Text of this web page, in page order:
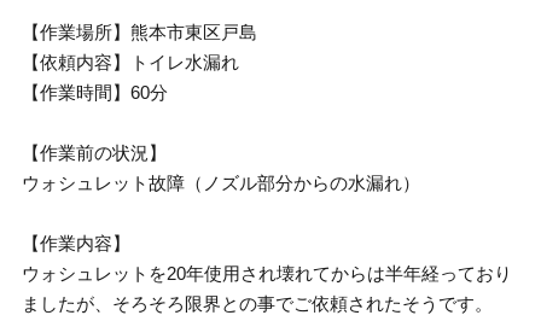
【作業場所】熊本市東区戸島
【依頼内容】トイレ水漏れ
【作業時間】60分
【作業前の状況】
ウォシュレット故障（ノズル部分からの水漏れ）
【作業内容】
ウォシュレットを20年使用され壊れてからは半年経っており
ましたが、そろそろ限界との事でご依頼されたそうです。